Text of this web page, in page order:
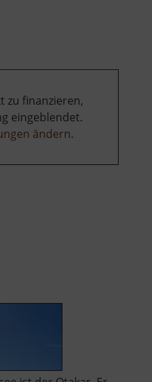
zu finanzieren,
eingeblendet.
ändern.